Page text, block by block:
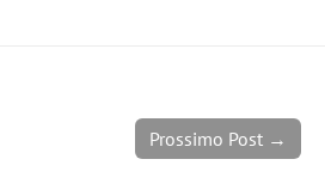
Prossimo Post →